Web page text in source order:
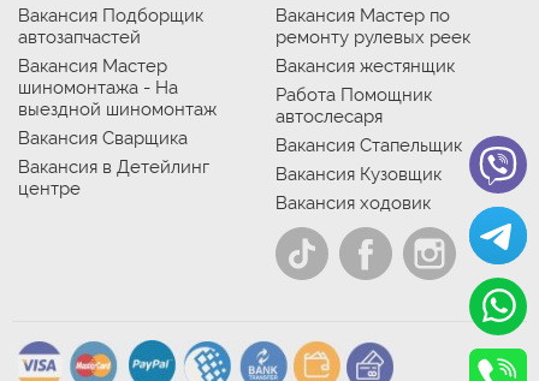
Вакансия Подборщик
автозапчастей
Вакансия Мастер
шиномонтажа - На
выездной шиномонтаж
Вакансия Сварщика
Вакансия в Детейлинг
центре
Вакансия Мастер по
ремонту рулевых реек
Вакансия жестянщик
Работа Помощник
автослесаря
Вакансия Стапельщик
Вакансия Кузовщик
Вакансия ходовик